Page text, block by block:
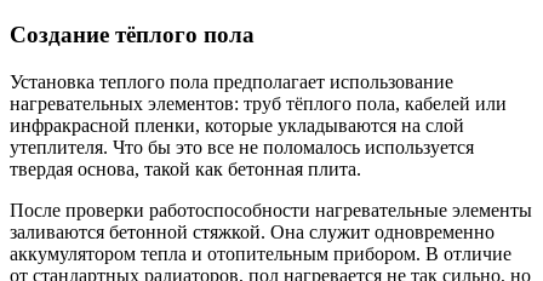
Создание тёплого пола
Установка теплого пола предполагает использование
нагревательных элементов: труб тёплого пола, кабелей или
инфракрасной пленки, которые укладываются на слой
утеплителя. Что бы это все не поломалось используется
твердая основа, такой как бетонная плита.
После проверки работоспособности нагревательные элементы
заливаются бетонной стяжкой. Она служит одновременно
аккумулятором тепла и отопительным прибором. В отличие
от стандартных радиаторов, пол нагревается не так сильно, но